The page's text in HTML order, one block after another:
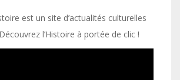
est un site d’actualités culturelles
l’Histoire à portée de clic !